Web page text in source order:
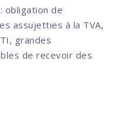
obligation de
assujetties à la TVA,
grandes
de recevoir des